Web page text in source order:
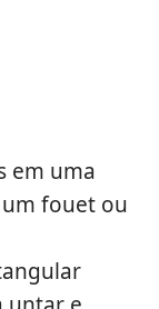
em uma
fouet ou